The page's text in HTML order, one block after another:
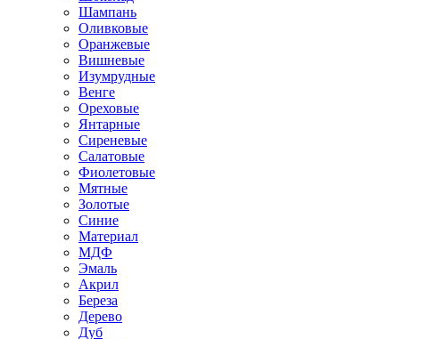
Шампань
Оливковые
Оранжевые
Вишневые
Изумрудные
Венге
Ореховые
Янтарные
Сиреневые
Салатовые
Фиолетовые
Мятные
Золотые
Синие
Материал
МДФ
Эмаль
Акрил
Береза
Дерево
Дуб